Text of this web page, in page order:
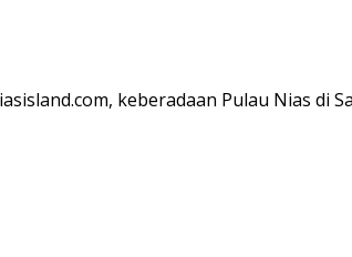
keberadaan Pulau Nias